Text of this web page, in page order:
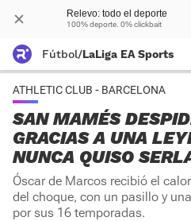
Relevo: todo el deporte
100% deporte. 0% clickbait
Fútbol/LaLiga EA Sports
ATHLETIC CLUB - BARCELONA
SAN MAMÉS
GRACIAS A UNA
NUNCA QUISO
Óscar de Marcos recibió el
del choque, con un pasillo y
por sus 16 temporadas.